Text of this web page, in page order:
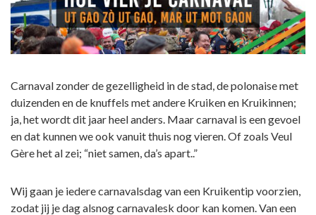
Carnaval zonder de gezelligheid in de stad, de polonaise met
duizenden en de knuffels met andere Kruiken en Kruikinnen;
ja, het wordt dit jaar heel anders. Maar carnaval is een gevoel
en dat kunnen we ook vanuit thuis nog vieren. Of zoals Veul
Gère het al zei; “niet samen, da’s apart..”
Wij gaan je iedere carnavalsdag van een Kruikentip voorzien,
zodat jij je dag alsnog carnavalesk door kan komen. Van een